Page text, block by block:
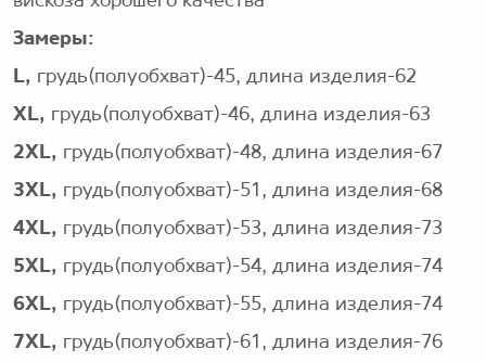
Замеры:
L, грудь(полуобхват)-45, длина изделия-62
XL, грудь(полуобхват)-46, длина изделия-63
2XL, грудь(полуобхват)-48, длина изделия-67
3XL, грудь(полуобхват)-51, длина изделия-68
4XL, грудь(полуобхват)-53, длина изделия-73
5XL, грудь(полуобхват)-54, длина изделия-74
6XL, грудь(полуобхват)-55, длина изделия-74
7XL, грудь(полуобхват)-61, длина изделия-76